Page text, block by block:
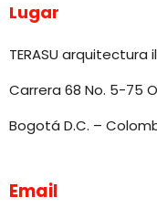
Lugar
TERASU arquitectura
Carrera 68 No. 5-75
Bogotá D.C. –
Email